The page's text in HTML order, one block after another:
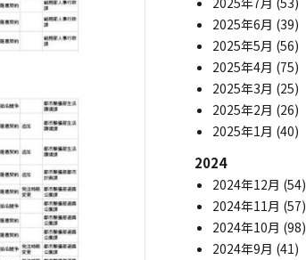
2025年6月 (39)
2025年5月 (56)
2025年4月 (75)
2025年3月 (25)
2025年2月 (26)
2025年1月 (40)
2024
2024年12月 (54)
2024年11月 (57)
2024年10月 (98)
2024年9月 (41)